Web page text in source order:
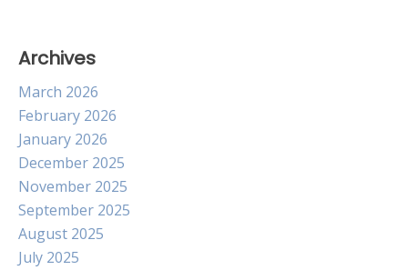
Archives
March 2026
February 2026
January 2026
December 2025
November 2025
September 2025
August 2025
July 2025